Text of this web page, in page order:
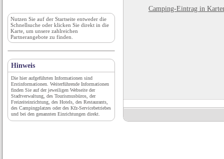
Camping-Eintrag in
Nutzen Sie auf der Startseite entweder die
Schnellsuche oder klicken Sie direkt in die
Karte, um unsere zahlreichen
Partnerangebote zu finden.
Hinweis
Die hier aufgeführten Informationen sind
Erstinformationen. Weiterführende Informationen
finden Sie auf der jeweiligen Webseite der
Stadtverwaltung, des Tourismusbüros, der
Freizeiteinrichtung, des Hotels, des Restaurants,
des Campingplatzes oder des Kfz-Servicebetriebes
und bei den genannten Einrichtungen direkt.